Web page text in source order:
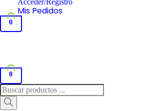
Acceder/Registro
Mis Pedidos
0
0
Búsqueda
de
productos